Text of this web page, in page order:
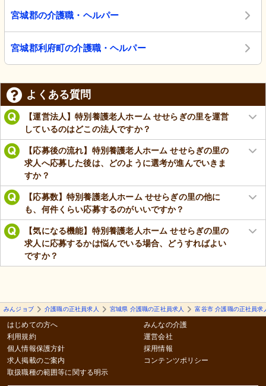
宮城郡の介護職・ヘルパー
宮城郡利府町の介護職・ヘルパー
よくある質問
【運営法人】特別養護老人ホーム せせらぎの里を運営
しているのはどこの法人ですか？
【応募後の流れ】特別養護老人ホーム せせらぎの里の
求人へ応募した後は、どのように選考が進んでいきま
すか？
【応募数】特別養護老人ホーム せせらぎの里の他に
も、何件くらい応募するのがいいですか？
【気になる機能】特別養護老人ホーム せせらぎの里の
求人に応募するかは悩んでいる場合、どうすればよい
ですか？
みんジョブ 介護職の正社員求人 宮城県 介護職の正社員求人 富谷市 介護職の正社員求
はじめての方へ
利用規約
個人情報保護方針
求人掲載のご案内
取扱職種の範囲等に関する明示
みんなの介護
運営会社
採用情報
コンテンツポリシー